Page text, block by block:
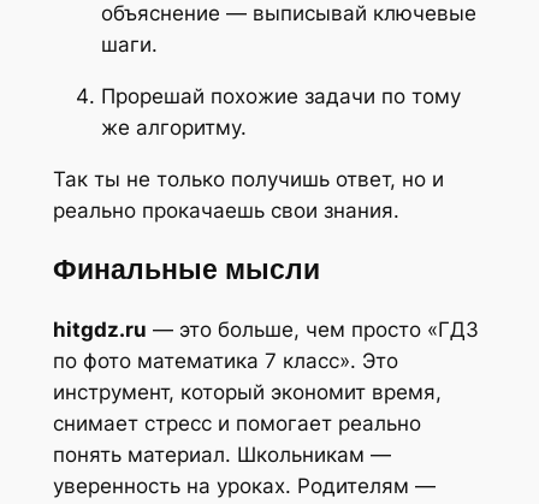
объяснение — выписывай ключевые
шаги.
Прорешай похожие задачи по тому
же алгоритму.
Так ты не только получишь ответ, но и
реально прокачаешь свои знания.
Финальные мысли
hitgdz.ru — это больше, чем просто «ГДЗ
по фото математика 7 класс». Это
инструмент, который экономит время,
снимает стресс и помогает реально
понять материал. Школьникам —
уверенность на уроках. Родителям —